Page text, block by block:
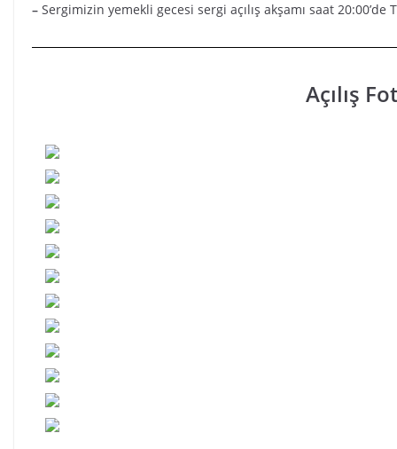
– Sergimizin yemekli gecesi sergi açılış akşamı saat
Açılış